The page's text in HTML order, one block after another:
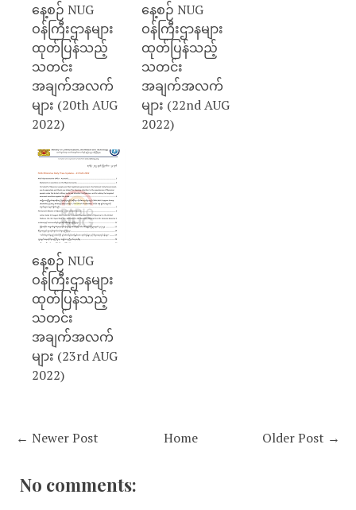
နေ့စဉ် NUG
ဝန်ကြီးဌာနများ
ထုတ်ပြန်သည့်
သတင်း
အချက်အလက်
များ (20th AUG
2022)
နေ့စဉ် NUG
ဝန်ကြီးဌာနများ
ထုတ်ပြန်သည့်
သတင်း
အချက်အလက်
များ (22nd AUG
2022)
နေ့စဉ် NUG
ဝန်ကြီးဌာနများ
ထုတ်ပြန်သည့်
သတင်း
အချက်အလက်
များ (23rd AUG
2022)
← Newer Post Older Post →
Home
No comments: